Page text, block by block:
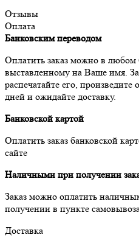
Отзывы
Оплата
Банковским переводом
Оплатить заказ можно в любом
выставленному на Ваше имя.
распечатайте его,
дней и ожидайте доставку.
Банковской картой
Оплатить заказ банковской
сайте
Наличными при получении
Заказ можно оплатить
получении в пункте
Доставка